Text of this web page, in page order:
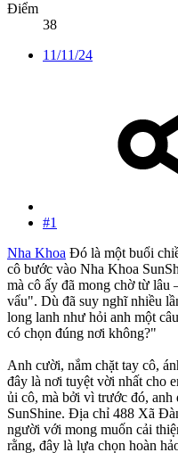
Điểm
38
11/11/24
#1
Nha Khoa Đó là một buổi
cô bước vào Nha Khoa
mà cô ấy đã mong chờ từ lâu
vẩu". Dù đã suy nghĩ nhiều
long lanh như hỏi anh một
có chọn đúng nơi không?"
Anh cười, nắm chặt tay cô,
đây là nơi tuyệt vời nhất cho
ủi cô, mà bởi vì trước đó,
SunShine. Địa chỉ 488 Xã
người với mong muốn cải
rằng, đây là lựa chọn hoàn